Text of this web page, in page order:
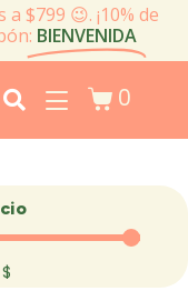
$799 😉. ¡10% de
BIENVENIDA
0
$